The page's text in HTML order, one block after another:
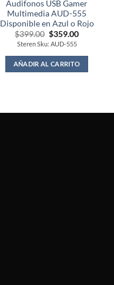
Audifonos USB Gamer
Multimedia AUD-555
Disponible en Azul o Rojo
$399.00 Original
price
was:
$399.00.
$359.00Current
$359.00.
Steren Sku: AUD-555
AÑADIR AL CARRITO